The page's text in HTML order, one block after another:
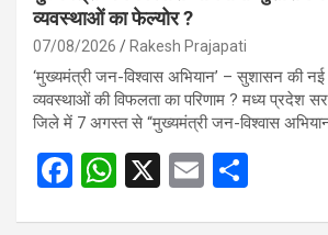
व्यवस्थाओं का फेल्योर ?
07/08/2026 Rakesh Prajapati
‘मुख्यमंत्री जन-विश्वास अभियान’ – सुशासन की नई
व्यवस्थाओं की विफलता का परिणाम ? मध्य प्रदेश
जिले में 7 अगस्त से “मुख्यमंत्री जन-विश्वास
F
W
X
E